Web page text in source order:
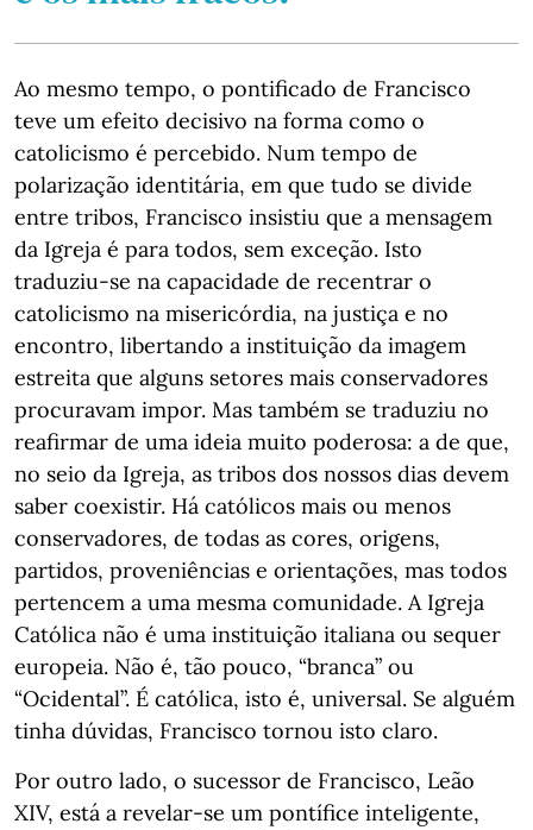
Ao mesmo tempo, o pontificado de Francisco
teve um efeito decisivo na forma como o
catolicismo é percebido. Num tempo de
polarização identitária, em que tudo se divide
entre tribos, Francisco insistiu que a mensagem
da Igreja é para todos, sem exceção. Isto
traduziu-se na capacidade de recentrar o
catolicismo na misericórdia, na justiça e no
encontro, libertando a instituição da imagem
estreita que alguns setores mais conservadores
procuravam impor. Mas também se traduziu no
reafirmar de uma ideia muito poderosa: a de que,
no seio da Igreja, as tribos dos nossos dias devem
saber coexistir. Há católicos mais ou menos
conservadores, de todas as cores, origens,
partidos, proveniências e orientações, mas todos
pertencem a uma mesma comunidade. A Igreja
Católica não é uma instituição italiana ou sequer
europeia. Não é, tão pouco, “branca” ou
“Ocidental”. É católica, isto é, universal. Se alguém
tinha dúvidas, Francisco tornou isto claro.
Por outro lado, o sucessor de Francisco, Leão
XIV, está a revelar-se um pontífice inteligente,